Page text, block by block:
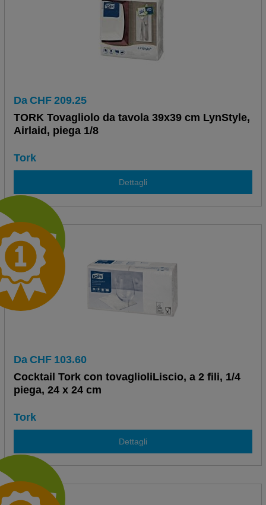
Da CHF 209.25
TORK Tovagliolo da tavola 39x39 cm LynStyle,
Airlaid, piega 1/8
Tork
Dettagli
Da CHF 103.60
Cocktail Tork con tovaglioliLiscio, a 2 fili, 1/4
piega, 24 x 24 cm
Tork
Dettagli